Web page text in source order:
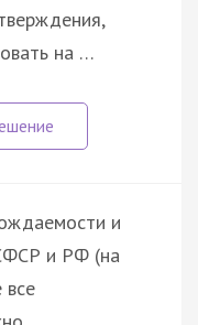
на …
и
и РФ (на
все